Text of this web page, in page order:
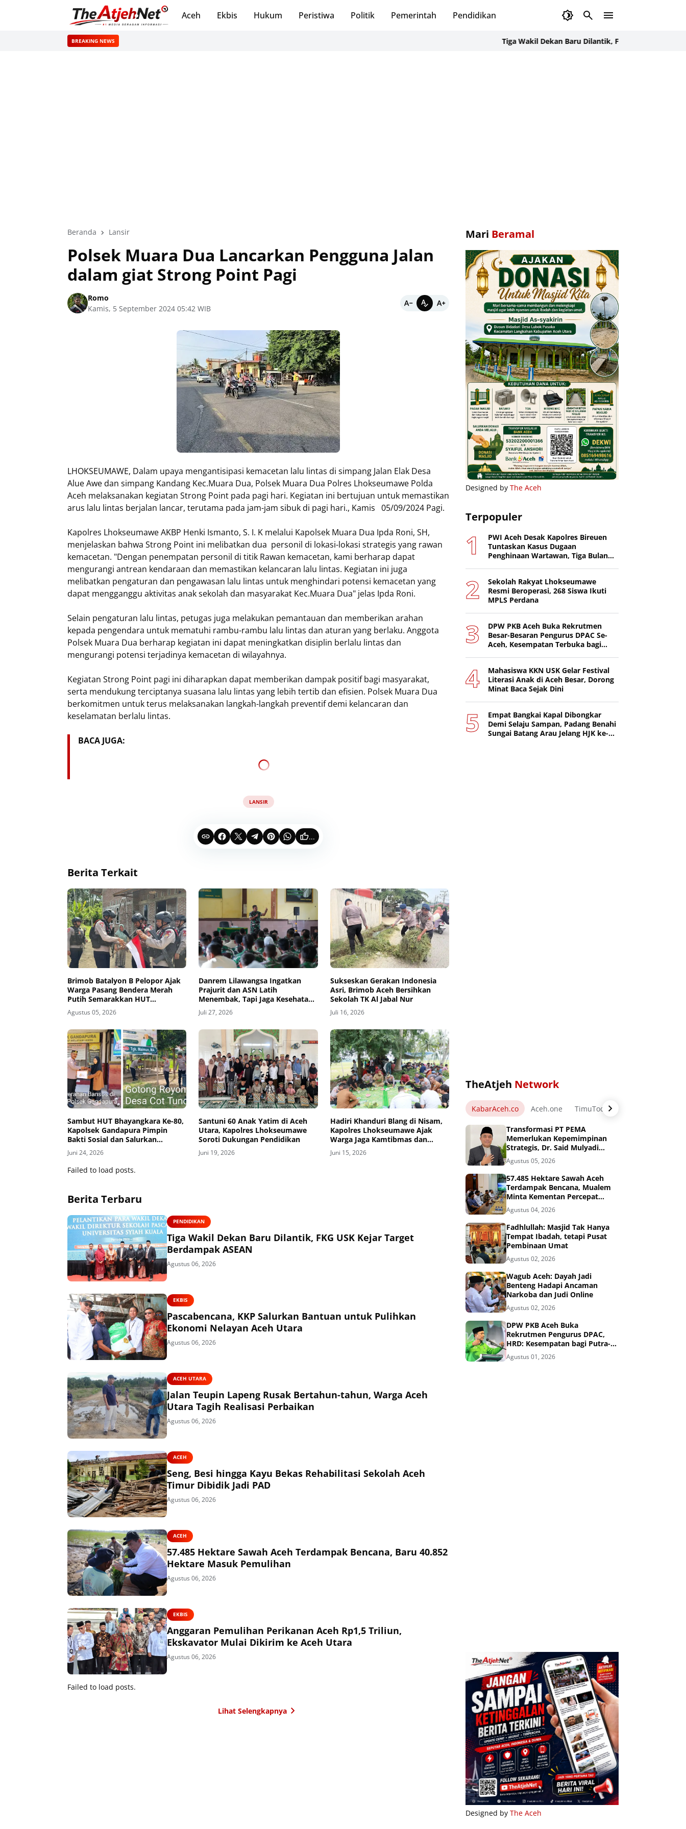
Aceh Ekbis Hukum Peristiwa Politik Pemerintah Pendidikan
BREAKING NEWS Tiga Wakil Dekan Baru Dilantik, FKG USK Kejar Target
Beranda Lansir
Polsek Muara Dua Lancarkan Pengguna Jalan
dalam giat Strong Point Pagi
Romo
Kamis, 5 September 2024 05:42 WIB
LHOKSEUMAWE, Dalam upaya mengantisipasi kemacetan lalu lintas di simpang Jalan Elak Desa
Alue Awe dan simpang Kandang Kec.Muara Dua, Polsek Muara Dua Polres Lhokseumawe Polda
Aceh melaksanakan kegiatan Strong Point pada pagi hari. Kegiatan ini bertujuan untuk memastikan
arus lalu lintas berjalan lancar, terutama pada jam-jam sibuk di pagi hari., Kamis 05/09/2024 Pagi.
Kapolres Lhokseumawe AKBP Henki Ismanto, S. I. K melalui Kapolsek Muara Dua Ipda Roni, SH,
menjelaskan bahwa Strong Point ini melibatkan dua personil di lokasi-lokasi strategis yang rawan
kemacetan. "Dengan penempatan personil di titik Rawan kemacetan, kami berharap dapat
mengurangi antrean kendaraan dan memastikan kelancaran lalu lintas. Kegiatan ini juga
melibatkan pengaturan dan pengawasan lalu lintas untuk menghindari potensi kemacetan yang
dapat mengganggu aktivitas anak sekolah dan masyarakat Kec.Muara Dua" jelas Ipda Roni.
Selain pengaturan lalu lintas, petugas juga melakukan pemantauan dan memberikan arahan
kepada pengendara untuk mematuhi rambu-rambu lalu lintas dan aturan yang berlaku. Anggota
Polsek Muara Dua berharap kegiatan ini dapat meningkatkan disiplin berlalu lintas dan
mengurangi potensi terjadinya kemacetan di wilayahnya.
Kegiatan Strong Point pagi ini diharapkan dapat memberikan dampak positif bagi masyarakat,
serta mendukung terciptanya suasana lalu lintas yang lebih tertib dan efisien. Polsek Muara Dua
berkomitmen untuk terus melaksanakan langkah-langkah preventif demi kelancaran dan
keselamatan berlalu lintas.
BACA JUGA:
LANSIR
...
Berita Terkait
Brimob Batalyon B Pelopor Ajak
Warga Pasang Bendera Merah
Putih Semarakkan HUT
Kemerdekaan RI Ke-81
Agustus 05, 2026
Danrem Lilawangsa Ingatkan
Prajurit dan ASN Latih
Menembak, Tapi Jaga Kesehatan
dan Hindari Pelanggaran
Juli 27, 2026
Sukseskan Gerakan Indonesia
Asri, Brimob Aceh Bersihkan
Sekolah TK Al Jabal Nur
Juli 16, 2026
Sambut HUT Bhayangkara Ke-80,
Kapolsek Gandapura Pimpin
Bakti Sosial dan Salurkan
Bantuan untuk Masyarakat
Juni 24, 2026
Santuni 60 Anak Yatim di Aceh
Utara, Kapolres Lhokseumawe
Soroti Dukungan Pendidikan
Juni 19, 2026
Hadiri Khanduri Blang di Nisam,
Kapolres Lhokseumawe Ajak
Warga Jaga Kamtibmas dan
Ketahanan Pangan
Juni 15, 2026
Failed to load posts.
Berita Terbaru
PENDIDIKAN
Tiga Wakil Dekan Baru Dilantik, FKG USK Kejar Target
Berdampak ASEAN
Agustus 06, 2026
EKBIS
Pascabencana, KKP Salurkan Bantuan untuk Pulihkan
Ekonomi Nelayan Aceh Utara
Agustus 06, 2026
ACEH UTARA
Jalan Teupin Lapeng Rusak Bertahun-tahun, Warga Aceh
Utara Tagih Realisasi Perbaikan
Agustus 06, 2026
ACEH
Seng, Besi hingga Kayu Bekas Rehabilitasi Sekolah Aceh
Timur Dibidik Jadi PAD
Agustus 06, 2026
ACEH
57.485 Hektare Sawah Aceh Terdampak Bencana, Baru 40.852
Hektare Masuk Pemulihan
Agustus 06, 2026
EKBIS
Anggaran Pemulihan Perikanan Aceh Rp1,5 Triliun,
Ekskavator Mulai Dikirim ke Aceh Utara
Agustus 06, 2026
Failed to load posts.
Lihat Selengkapnya
Mari Beramal
Designed by The Aceh
Terpopuler
PWI Aceh Desak Kapolres Bireuen
Tuntaskan Kasus Dugaan
Penghinaan Wartawan, Tiga Bulan
Sekolah Rakyat Lhokseumawe
Resmi Beroperasi, 268 Siswa Ikuti
MPLS Perdana
DPW PKB Aceh Buka Rekrutmen
Besar-Besaran Pengurus DPAC Se-
Aceh, Kesempatan Terbuka bagi
Mahasiswa KKN USK Gelar Festival
Literasi Anak di Aceh Besar, Dorong
Minat Baca Sejak Dini
Empat Bangkai Kapal Dibongkar
Demi Selaju Sampan, Padang Benahi
Sungai Batang Arau Jelang HJK ke-
TheAtjeh Network
KabarAceh.co Aceh.one TimuToday.com
Transformasi PT PEMA
Memerlukan Kepemimpinan
Strategis, Dr. Said Mulyadi
Dinilai Memenuhi Kriteria
Agustus 05, 2026
57.485 Hektare Sawah Aceh
Terdampak Bencana, Mualem
Minta Kementan Percepat
Pemulihan
Agustus 04, 2026
Fadhlullah: Masjid Tak Hanya
Tempat Ibadah, tetapi Pusat
Pembinaan Umat
Agustus 02, 2026
Wagub Aceh: Dayah Jadi
Benteng Hadapi Ancaman
Narkoba dan Judi Online
Agustus 02, 2026
DPW PKB Aceh Buka
Rekrutmen Pengurus DPAC,
HRD: Kesempatan bagi Putra-
Putri Terbaik Aceh
Agustus 01, 2026
Designed by The Aceh